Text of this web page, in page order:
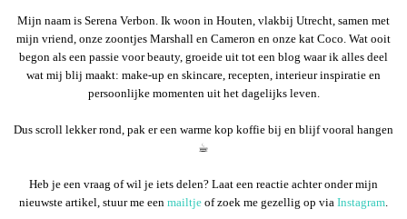
Mijn naam is Serena Verbon. Ik woon in Houten, vlakbij Utrecht, samen met
mijn vriend, onze zoontjes Marshall en Cameron en onze kat Coco. Wat ooit
begon als een passie voor beauty, groeide uit tot een blog waar ik alles deel
wat mij blij maakt: make-up en skincare, recepten, interieur inspiratie en
persoonlijke momenten uit het dagelijks leven.
Dus scroll lekker rond, pak er een warme kop koffie bij en blijf vooral hangen
☕︎
Heb je een vraag of wil je iets delen? Laat een reactie achter onder mijn
nieuwste artikel, stuur me een mailtje of zoek me gezellig op via Instagram